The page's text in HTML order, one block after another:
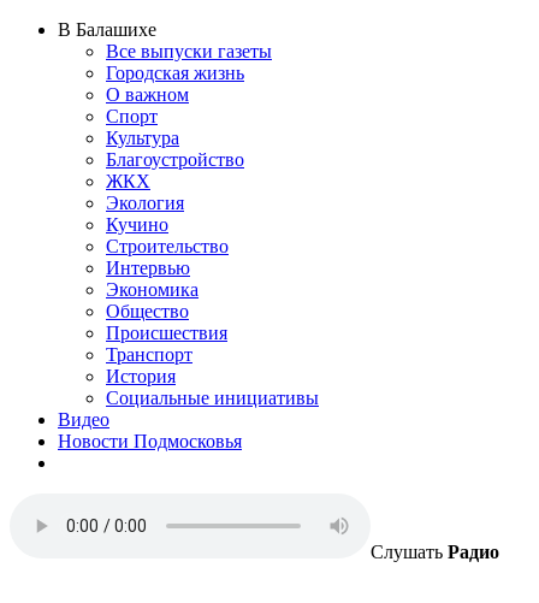
В Балашихе
Все выпуски газеты
Городская жизнь
О важном
Спорт
Культура
Благоустройство
ЖКХ
Экология
Кучино
Строительство
Интервью
Экономика
Общество
Происшествия
Транспорт
История
Социальные инициативы
Видео
Новости Подмосковья
Слушать Радио